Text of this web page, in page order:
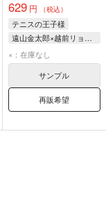
629円 （税込）
テニスの王子様
遠山金太郎×越前リョーマ
越前リョーマ
遠山金太郎
×：在庫なし
サンプル
再販希望